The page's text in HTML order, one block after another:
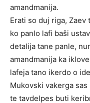
amandmanija.
Erati so duj riga,
ko panlo lafi baši
detalija tane panle,
amandmanija ka
lafeja tano ikerdo o
Mukovski vakerga
te tavdelpes buti